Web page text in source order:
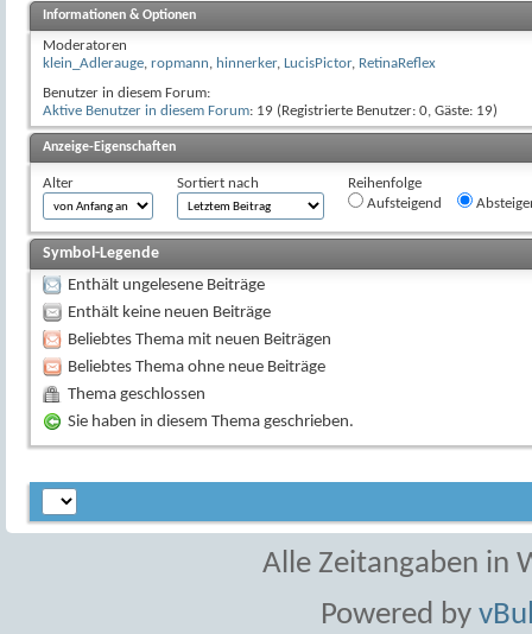
Informationen & Optionen
Moderatoren
klein_Adlerauge, ropmann, hinnerker, LucisPictor, RetinaReflex
Benutzer in diesem Forum:
Aktive Benutzer in diesem Forum: 19 (Registrierte Benutzer: 0, Gäste: 19)
Anzeige-Eigenschaften
Alter Sortiert nach
Reihenfolge
Aufsteigend
Symbol-Legende
Enthält ungelesene Beiträge
Enthält keine neuen Beiträge
Beliebtes Thema mit neuen Beiträgen
Beliebtes Thema ohne neue Beiträge
Thema geschlossen
Sie haben in diesem Thema geschrieben.
Alle Zeitangaben in
Powered by